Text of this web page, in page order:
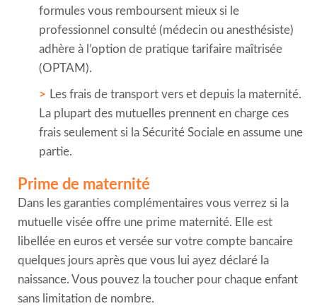
formules vous remboursent mieux si le
professionnel consulté (médecin ou anesthésiste)
adhère à l’option de pratique tarifaire maîtrisée
(OPTAM).
Les frais de transport vers et depuis la maternité.
La plupart des mutuelles prennent en charge ces
frais seulement si la Sécurité Sociale en assume une
partie.
Prime de maternité
Dans les garanties complémentaires vous verrez si la
mutuelle visée offre une prime maternité. Elle est
libellée en euros et versée sur votre compte bancaire
quelques jours après que vous lui ayez déclaré la
naissance. Vous pouvez la toucher pour chaque enfant
sans limitation de nombre.